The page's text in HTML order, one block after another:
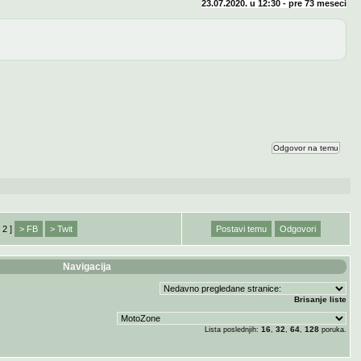
23.07.2020. u 12:30 - pre 73 meseci
Odgovor na temu
2 ] > FB > Twit Postavi temu Odgovori
Navigacija
Brisanje liste
Lista poslednjih: 16, 32 64, 128poruka.